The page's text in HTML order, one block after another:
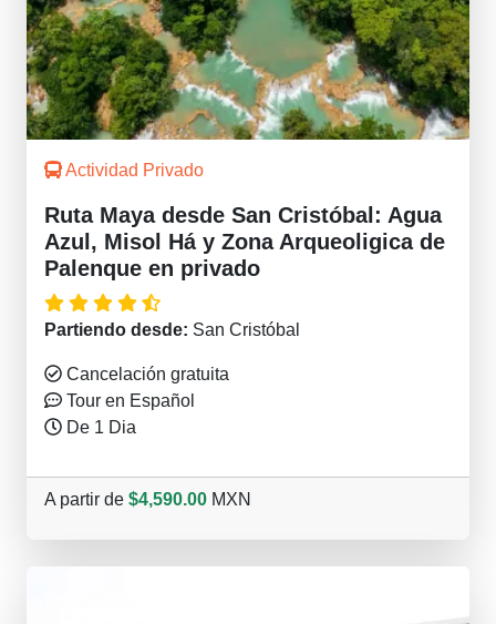
Actividad Privado
Ruta Maya desde San Cristóbal: Agua
Azul, Misol Há y Zona Arqueoligica de
Palenque en privado
Partiendo desde: San Cristóbal
Cancelación gratuita
Tour en Español
De 1 Dia
A partir de $4,590.00 MXN